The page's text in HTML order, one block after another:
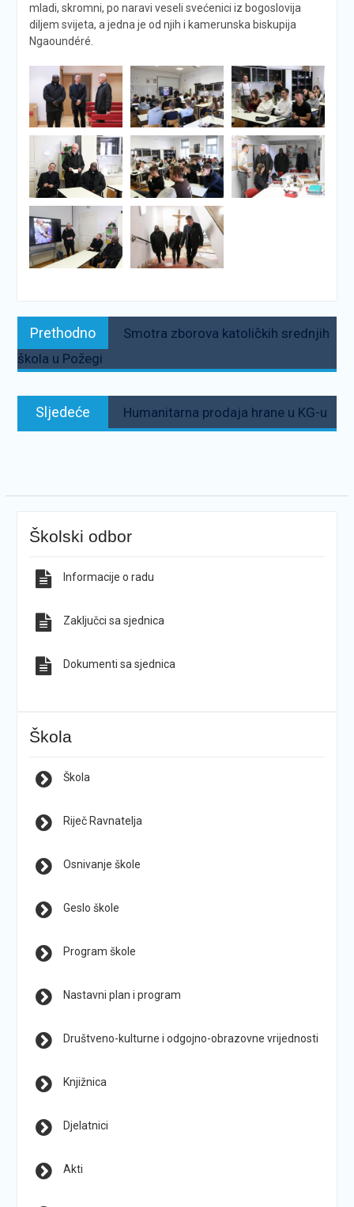
mladi, skromni, po naravi veseli svećenici iz bogoslovija
diljem svijeta, a jedna je od njih i kamerunska biskupija
Ngaoundéré.
Navigacija
objava
Prethodno
Smotra zborova katoličkih srednjih
škola u Požegi
Sljedeće Humanitarna prodaja hrane u KG-u
Školski odbor
Informacije o radu
Zaključci sa sjednica
Dokumenti sa sjednica
Škola
Škola
Riječ Ravnatelja
Osnivanje škole
Geslo škole
Program škole
Nastavni plan i program
Društveno-kulturne i odgojno-obrazovne vrijednosti
Knjižnica
Djelatnici
Akti